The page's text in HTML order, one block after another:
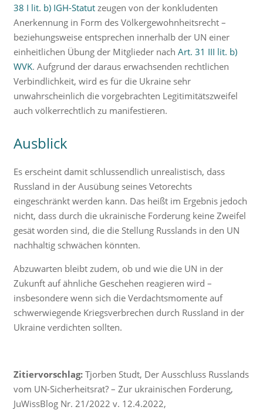
38 I lit. b) IGH-Statutzeugen von der konkludenten
Anerkennung in Form des Völkergewohnheitsrecht –
beziehungsweise entsprechen innerhalb der UN einer
einheitlichen Übung der Mitglieder nach Art. 31 III lit. b)
WVK. Aufgrund der daraus erwachsenden rechtlichen
Verbindlichkeit, wird es für die Ukraine sehr
unwahrscheinlich die vorgebrachten Legitimitätszweifel
auch völkerrechtlich zu manifestieren.
Ausblick
Es erscheint damit schlussendlich unrealistisch, dass
Russland in der Ausübung seines Vetorechts
eingeschränkt werden kann. Das heißt im Ergebnis jedoch
nicht, dass durch die ukrainische Forderung keine Zweifel
gesät worden sind, die die Stellung Russlands in den UN
nachhaltig schwächen könnten.
Abzuwarten bleibt zudem, ob und wie die UN in der
Zukunft auf ähnliche Geschehen reagieren wird –
insbesondere wenn sich die Verdachtsmomente auf
schwerwiegende Kriegsverbrechen durch Russland in der
Ukraine verdichten sollten.
Zitiervorschlag:Tjorben Studt, Der Ausschluss Russlands
vom UN-Sicherheitsrat? – Zur ukrainischen Forderung,
JuWissBlog Nr. 21/2022 v. 12.4.2022,